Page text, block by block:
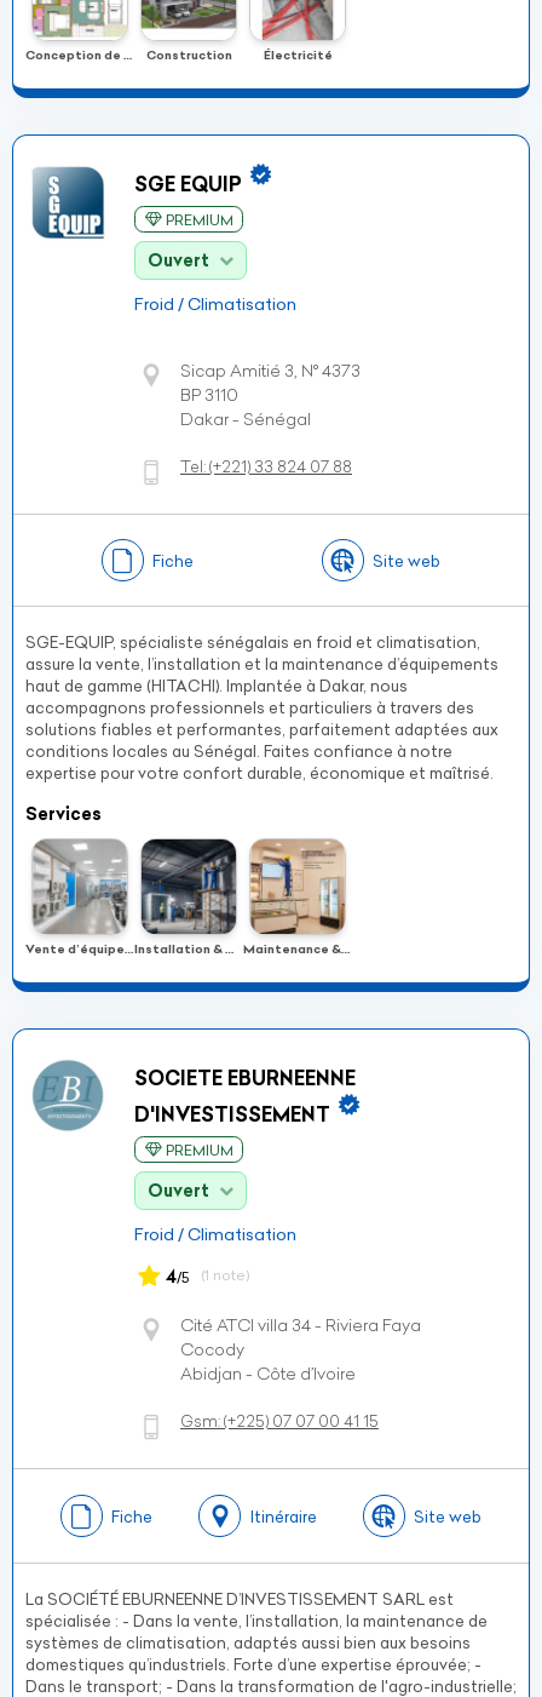
Conception de plan Construction Électricité
SGE EQUIP
PREMIUM
Ouvert
Froid / Climatisation
Sicap Amitié 3, N° 4373
BP 3110
Dakar - Sénégal
Tel:(+221) 33 824 07 88
Fiche Site web
SGE-EQUIP, spécialiste sénégalais en froid et climatisation,
assure la vente, l’installation et la maintenance d’équipements
haut de gamme (HITACHI). Implantée à Dakar, nous
accompagnons professionnels et particuliers à travers des
solutions fiables et performantes, parfaitement adaptées aux
conditions locales au Sénégal. Faites confiance à notre
expertise pour votre confort durable, économique et maîtrisé.
Services
Vente d’équipements Installation & mise en œuvre Maintenance & service après-vente
SOCIETE EBURNEENNE
D'INVESTISSEMENT
PREMIUM
Ouvert
Froid / Climatisation
4/5 (1 note)
Cité ATCI villa 34 - Riviera Faya
Cocody
Abidjan - Côte d’Ivoire
Gsm:(+225) 07 07 00 41 15
Fiche Itinéraire Site web
La SOCIÉTÉ EBURNEENNE D’INVESTISSEMENT SARL est
spécialisée : - Dans la vente, l’installation, la maintenance de
systèmes de climatisation, adaptés aussi bien aux besoins
domestiques qu’industriels. Forte d’une expertise éprouvée; -
Dans le transport; - Dans la transformation de l'agro-industrielle;